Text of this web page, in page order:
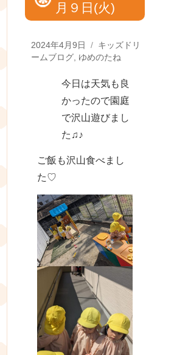
月９日(火)
Posted
on
2024年4月9日 Categories
キッズドリ
ームブログ, ゆめのたね
今日は天気も良
かったので園庭
で沢山遊びまし
た♫♪
ご飯も沢山食べまし
た♡